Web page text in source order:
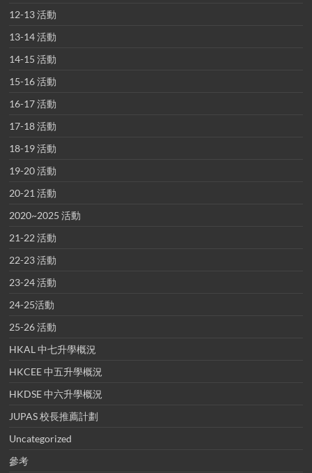
12-13 活動
13-14 活動
14-15 活動
15-16 活動
16-17 活動
17-18 活動
18-19 活動
19-20 活動
20-21 活動
2020~2025 活動
21-22 活動
22-23 活動
23-24 活動
24-25活動
25-26 活動
HKAL 中七升學概況
HKCEE 中五升學概況
HKDSE 中六升學概況
JUPAS 校長推薦計劃
Uncategorized
參考